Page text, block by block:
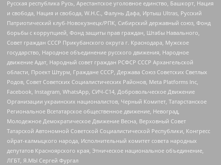
Русская республика Русь, Арестантское уголовное единство, Башкорт, Нация
и свобода, Нация и свобода, W.H.С., Фалунь Дафа, Иртыш Ultras, Русский
Патриотический клуб-Новокузнецк/РПК, Сибирский державный союз, Фонд
борьбы с коррупцией, Фонд защиты прав граждан, Штабы Навального,
Совет граждан СССР Прикубанского округа г. Краснодара, Мужское
государство, Народное объединение русского движения, Народное
движение Адат, Народный совет граждан РСФСР СССР Архангельской
области, Проект Штурм, Граждане СССР, Держава Союз Советских Светлых
Родов, Совет Советских Социалистических Районов, Meta Platforms Inc,
Facebook, Instagram, WhatsApp, СИЧ-С14, Добровольческое Движение
Организации украинских националистов, Черный Комитет, Татарстанское
Региональное Всетатарское общественное движение, Невоград,
Молодежное Демократическое Движение Весна, Верховный Совет
Татарской Автономной Советской Социалистической Республики, Конгресс
ойрат-калмыцкого народа, Исполнительный комитет совета народных
депутатов Красноярского края, Этническое национальное объединение,
ЛГБТ, Я.МЫ Сергей Фургал